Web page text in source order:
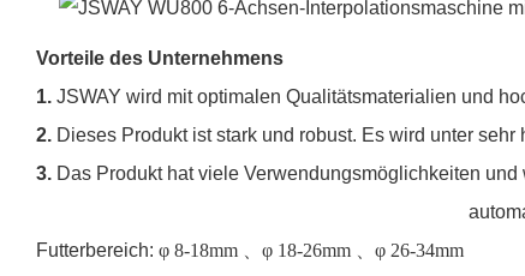
Vorteile des Unternehmens
1. JSWAY wird mit optimalen Qualitätsmaterialien und
2. Dieses Produkt ist stark und robust. Es wird unter
3. Das Produkt hat viele Verwendungsmöglichkeiten
automatischer
Futterbereich: φ 8-18mm 、φ 18-26mm 、φ 26-34mm